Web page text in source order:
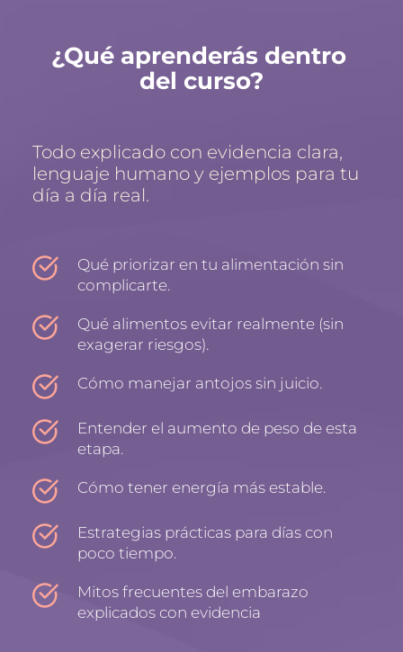
¿Qué aprenderás dentro
del curso?
Todo explicado con evidencia clara,
lenguaje humano y ejemplos para tu
día a día real.
Qué priorizar en tu alimentación sin
complicarte.
Qué alimentos evitar realmente (sin
exagerar riesgos).
Cómo manejar antojos sin juicio.
Entender el aumento de peso de esta
etapa.
Cómo tener energía más estable.
Estrategias prácticas para días con
poco tiempo.
Mitos frecuentes del embarazo
explicados con evidencia